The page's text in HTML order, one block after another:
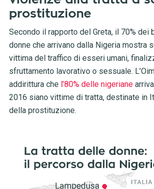
prostituzione
Secondo il rapporto del Greta, il 70% dei
donne che arrivano dalla Nigeria mostra
vittima del traffico di esseri umani,
sfruttamento lavorativo o sessuale.
addirittura che l’80% delle nigeriane
2016 siano vittime di tratta, destinate in
della prostituzione.